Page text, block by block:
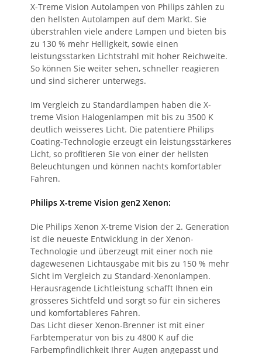
X-Treme Vision Autolampen von Philips zählen zu
den hellsten Autolampen auf dem Markt. Sie
überstrahlen viele andere Lampen und bieten bis
zu 130 % mehr Helligkeit, sowie einen
leistungsstarken Lichtstrahl mit hoher Reichweite.
So können Sie weiter sehen, schneller reagieren
und sind sicherer unterwegs.
Im Vergleich zu Standardlampen haben die X-
treme Vision Halogenlampen mit bis zu 3500 K
deutlich weisseres Licht. Die patentiere Philips
Coating-Technologie erzeugt ein leistungsstärkeres
Licht, so profitieren Sie von einer der hellsten
Beleuchtungen und können nachts komfortabler
Fahren.
Philips X-treme Vision gen2 Xenon:
Die Philips Xenon X-treme Vision der 2. Generation
ist die neueste Entwicklung in der Xenon-
Technologie und überzeugt mit einer noch nie
dagewesenen Lichtausgabe mit bis zu 150 % mehr
Sicht im Vergleich zu Standard-Xenonlampen.
Herausragende Lichtleistung schafft Ihnen ein
grösseres Sichtfeld und sorgt so für ein sicheres
und komfortableres Fahren.
Das Licht dieser Xenon-Brenner ist mit einer
Farbtemperatur von bis zu 4800 K auf die
Farbempfindlichkeit Ihrer Augen angepasst und